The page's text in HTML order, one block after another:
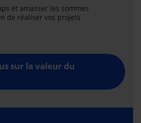
et amasser les sommes
de réaliser vos projets
sur la valeur du